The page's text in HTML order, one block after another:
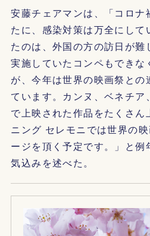
安藤チェアマンは、「コロナ
たに、感染対策は万全にして
たのは、外国の方の訪日が難
実施していたコンペもできな
が、今年は世界の映画祭との
ています。カンヌ、ベネチア
で上映された作品をたくさ
ニング セレモニでは世界の
ージを頂く予定です。」と例
気込みを述べた。